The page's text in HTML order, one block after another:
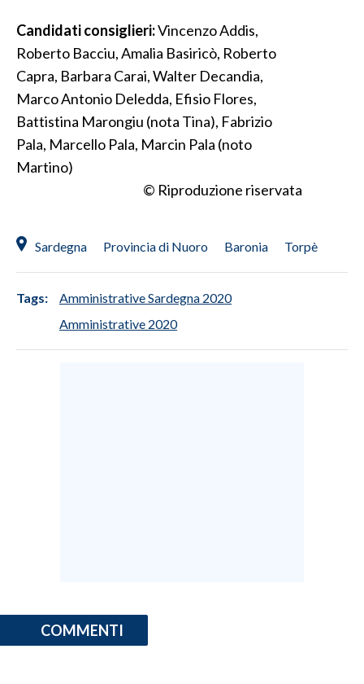
SARDEGNA TURISMO
SARDI NEL MONDO
NOTIZIE
EVENTI
INFO AZIENDE
ABBONATI
ANNUNCI
Candidati consiglieri:Vincenzo Addis,
Roberto Bacciu, Amalia Basiricò, Roberto
Capra, Barbara Carai, Walter Decandia,
Marco Antonio Deledda, Efisio Flores,
Battistina Marongiu (nota Tina), Fabrizio
Pala, Marcello Pala, Marcin Pala (noto
Martino)
© Riproduzione riservata
Sardegna Provincia di Nuoro Baronia Torpè
Tags:
Amministrative Sardegna 2020
Amministrative 2020
COMMENTI